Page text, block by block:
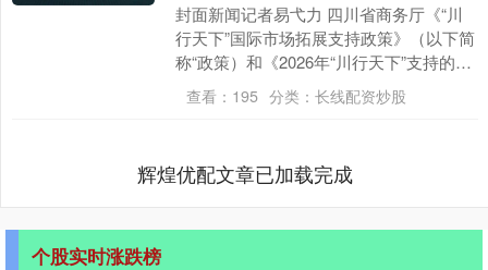
封面新闻记者易弋力 四川省商务厅《“川
行天下”国际市场拓展支持政策》（以下简
称“政策）和《2026年“川行天下”支持的展
会活动名单》（以下简称“名单”）于日前
正....
查看： 195 分类： 长线配资炒股
辉煌优配文章已加载完成
个股实时涨跌榜